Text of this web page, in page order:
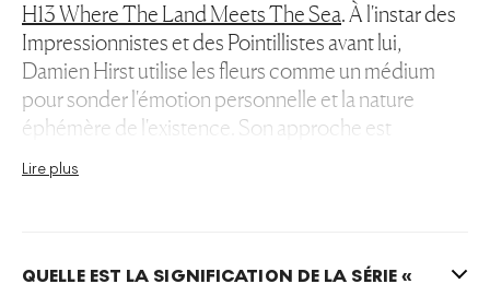
H13 Where The Land Meets The Sea. À l'instar des
Impressionnistes et des Pointillistes avant lui,
Damien Hirst utilise les fleurs comme un médium
pour sonder l'émotion personnelle et la nature
éphémère de l'existence. Son approche est
cependant résolument moderne, mobilisant une
palette vibrante et une technique qui allie le détail
technique reflète celle de ses thèmes : l'équilibre
Lire plus
QUELLE EST LA SIGNIFICATION DE LA SÉRIE «